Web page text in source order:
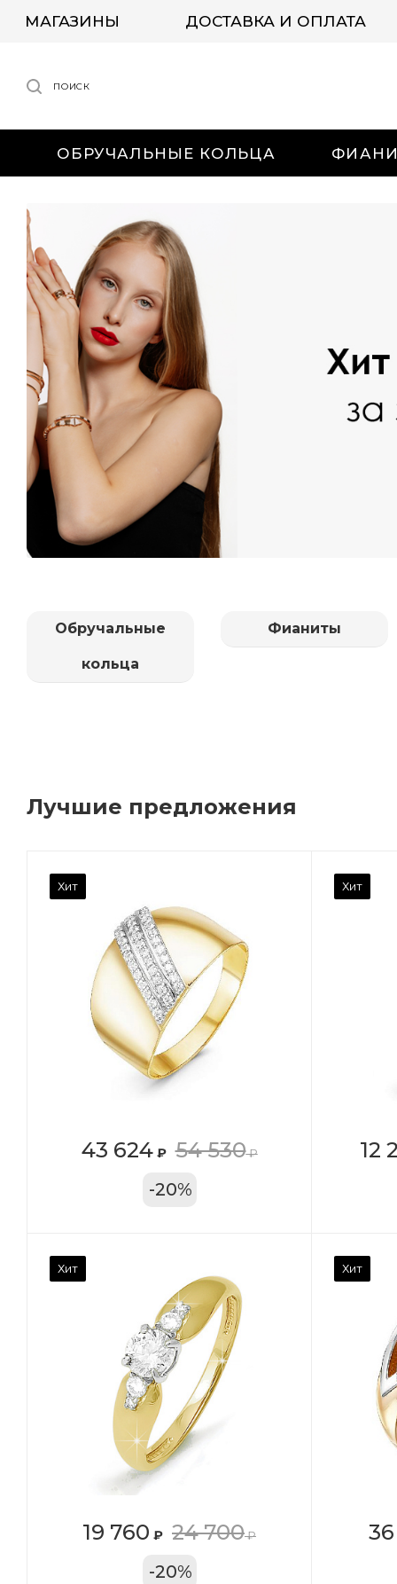
МАГАЗИНЫ ДОСТАВКА И ОПЛАТА
ПОИСК
ОБРУЧАЛЬНЫЕ КОЛЬЦА
Обручальные
кольца
Фианиты
Лучшие предложения
Хит
43 624₽ 54 530₽
-20%
Хит
Вес драгметалла
0.96
Марка (бренд)
Дельта
Фианит
Цвет золота
ТРЦ «Арена» 12
Хит
19 760 ₽ 24 700₽
-20%
Хит
Вес драгметалла
2.39
Марка (бренд)
Дельта
Цвет золота
КРАС
ТРЦ «Московский
Проспект»
1.4